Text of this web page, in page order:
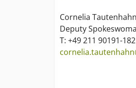
Cornelia Tautenhahn
Deputy
T: +49 211 90191-182